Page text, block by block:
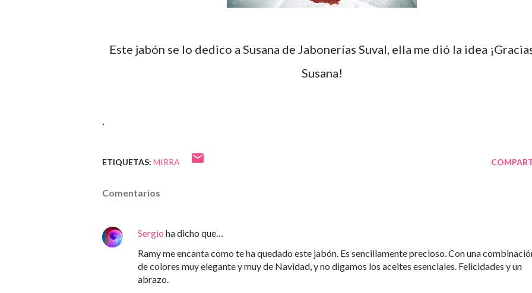
Este jabón se lo dedico a Susana de Jabonerías Suval, ella me dió la idea ¡Gracias
Susana!
.
ETIQUETAS: MIRRA
Comentarios
Sergio ha dicho que…
Ramy me encanta como te ha quedado este jabón. Es sencillamente precioso. Con una
de colores muy elegante y muy de Navidad, y no digamos los aceites esenciales. Felicidades y un
abrazo.